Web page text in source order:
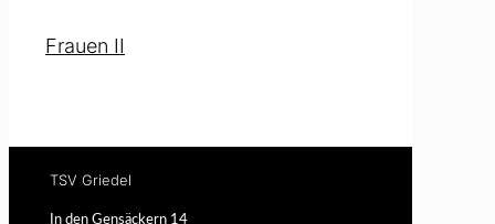
Frauen II
TSV Griedel
In den Gensäckern 14